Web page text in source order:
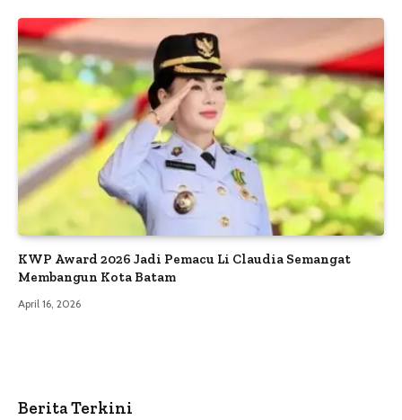
KWP Award 2026 Jadi Pemacu Li Claudia Semangat
Membangun Kota Batam
April 16, 2026
Berita Terkini